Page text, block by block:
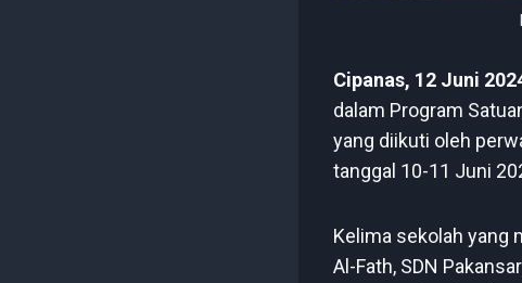
Cipanas, 12 Juni
dalam Program
yang diikuti oleh
tanggal 10-11 Juni
Kelima sekolah yang
Al-Fath, SDN